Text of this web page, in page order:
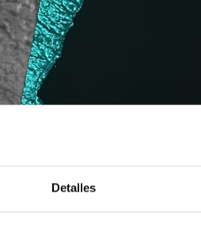
Detalles
agosto. Crédito: IACTEC-Espacio